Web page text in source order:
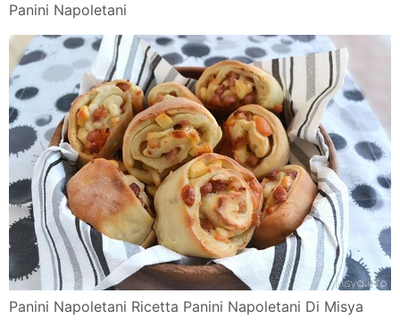
Panini Napoletani
Panini Napoletani Ricetta Panini Napoletani Di Misya